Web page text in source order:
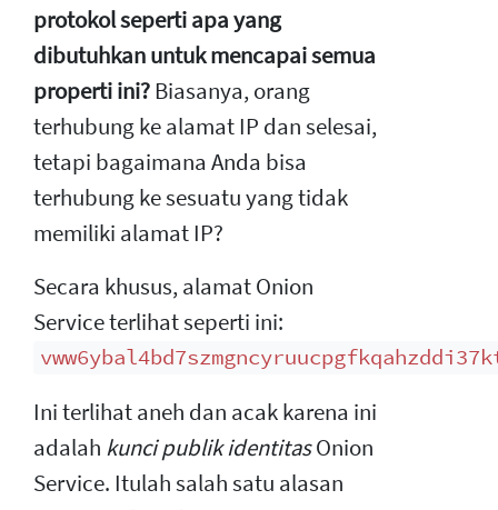
protokol seperti apa yang
dibutuhkan untuk mencapai semua
properti ini?Biasanya, orang
terhubung ke alamat IP dan selesai,
tetapi bagaimana Anda bisa
terhubung ke sesuatu yang tidak
memiliki alamat IP?
Secara khusus, alamat Onion
Service terlihat seperti ini:
Ini terlihat aneh dan acak karena ini
adalah kunci publik identitasOnion
Service. Itulah salah satu alasan